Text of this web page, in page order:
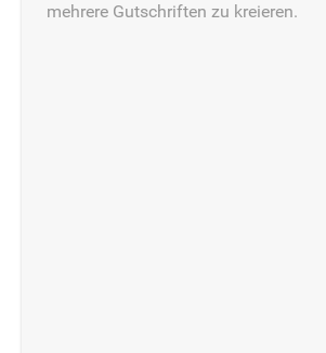
mehrere Gutschriften zu kreieren.